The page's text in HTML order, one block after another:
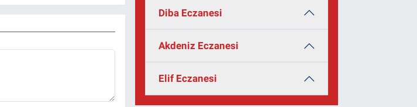
Diba Eczanesi
Akdeniz Eczanesi
Elif Eczanesi